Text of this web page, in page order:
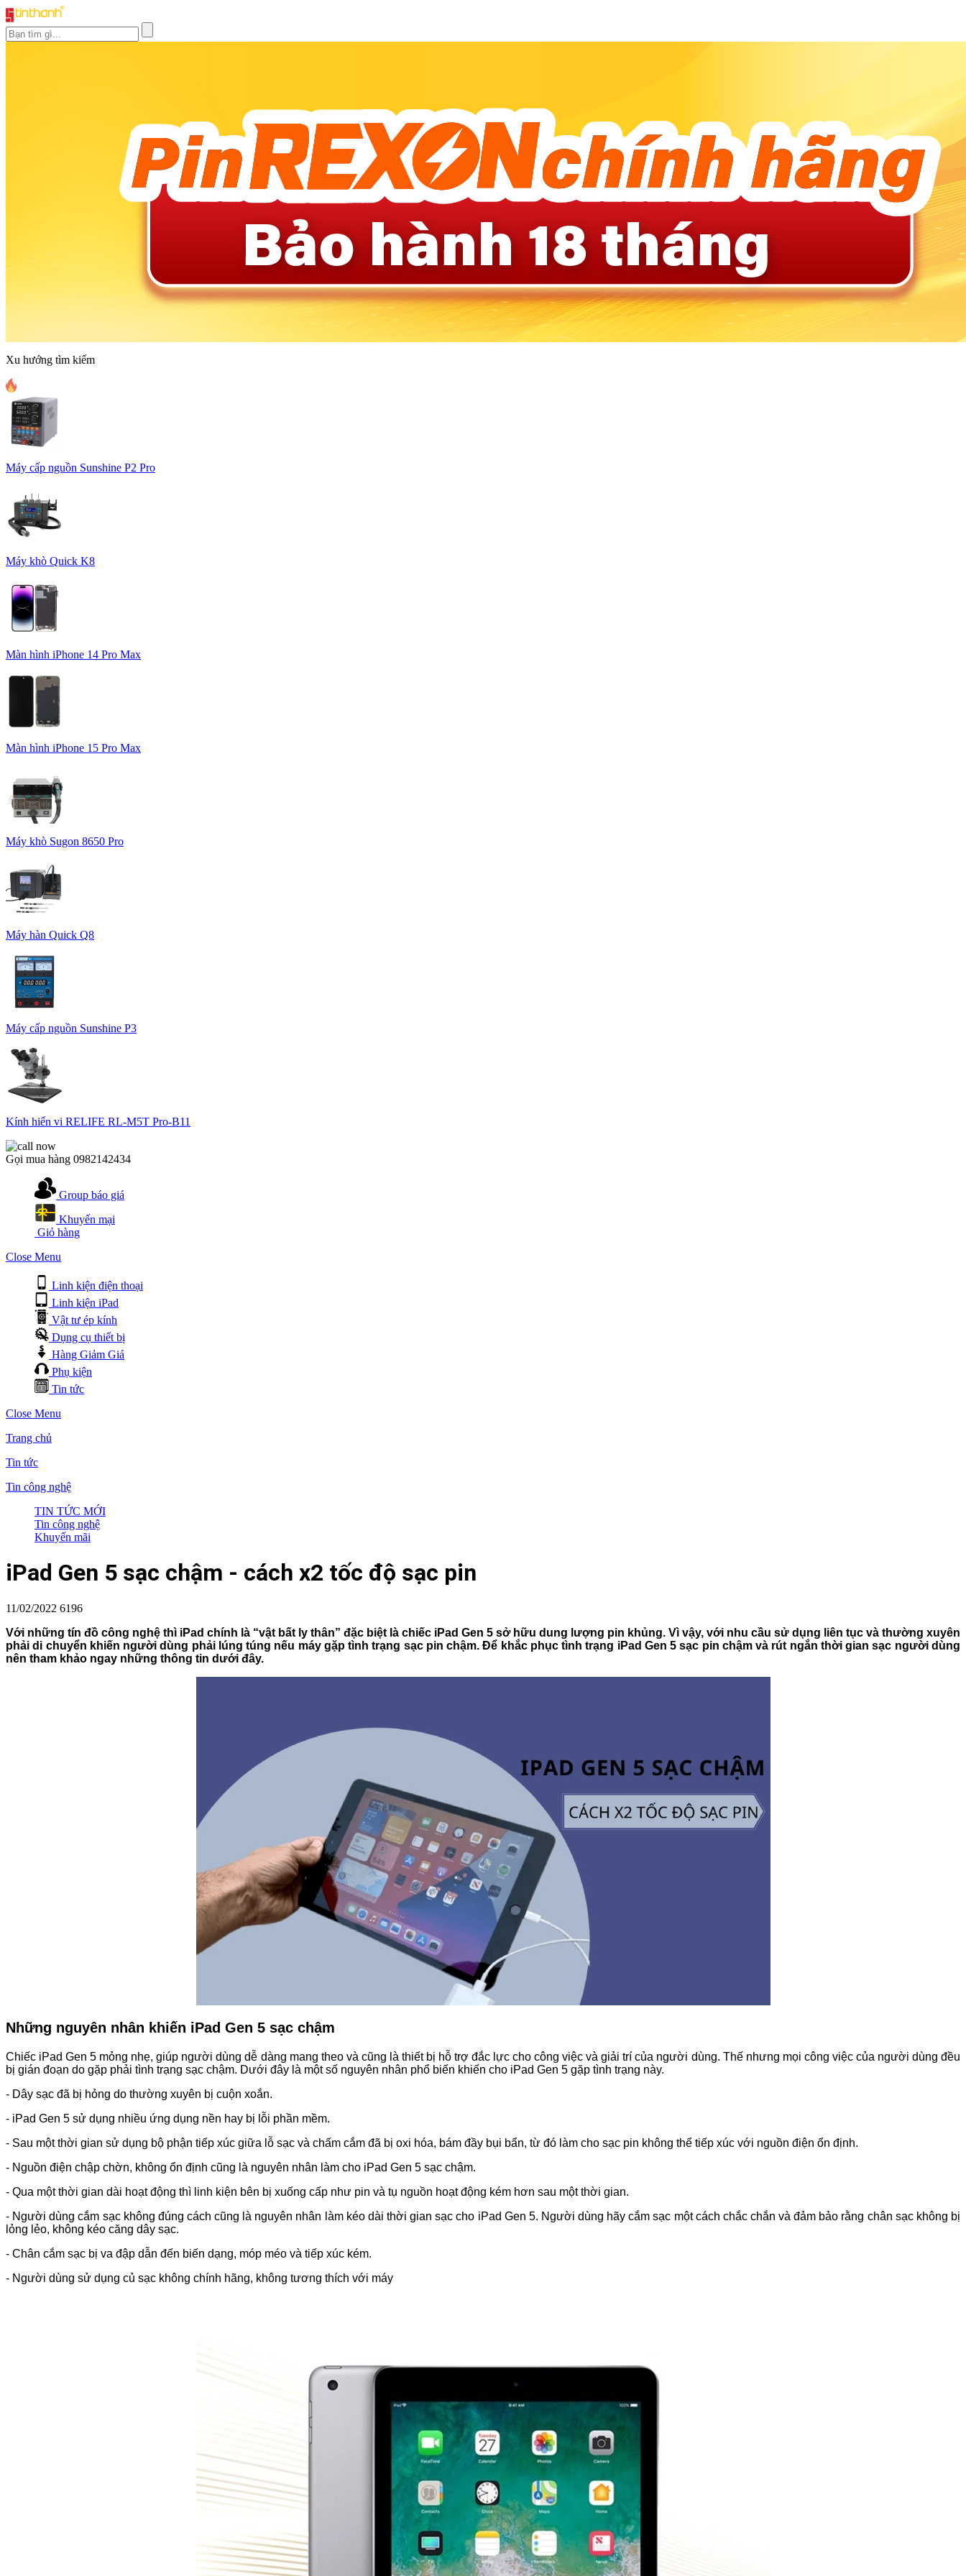
Xu hướng tìm kiếm
Máy cấp nguồn Sunshine P2 Pro
Máy khò Quick K8
Màn hình iPhone 14 Pro Max
Màn hình iPhone 15 Pro Max
Máy khò Sugon 8650 Pro
Máy hàn Quick Q8
Máy cấp nguồn Sunshine P3
Kính hiển vi RELIFE RL-M5T Pro-B11
Gọi mua hàng 0982142434
Group báo giá
Khuyến mại
Giỏ hàng
Close Menu
Linh kiện điện thoại
Linh kiện iPad
Vật tư ép kính
Dụng cụ thiết bị
Hàng Giảm Giá
Phụ kiện
Tin tức
Close Menu
Trang chủ
Tin tức
Tin công nghệ
TIN TỨC MỚI
Tin công nghệ
Khuyến mãi
iPad Gen 5 sạc chậm - cách x2 tốc độ sạc pin
11/02/2022 6196
Với những tín đồ công nghệ thì iPad chính là “vật bất ly thân” đặc biệt là chiếc iPad Gen 5 sở hữu dung lượng pin khủng. Vì vậy, với nhu cầu sử dụng liên tục và thường xuyên
phải di chuyển khiến người dùng phải lúng túng nếu máy gặp tình trạng sạc pin chậm. Để khắc phục tình trạng iPad Gen 5 sạc pin chậm và rút ngắn thời gian sạc người dùng
nên tham khảo ngay những thông tin dưới đây.
Những nguyên nhân khiến iPad Gen 5 sạc chậm
Chiếc iPad Gen 5 mỏng nhẹ, giúp người dùng dễ dàng mang theo và cũng là thiết bị hỗ trợ đắc lực cho công việc và giải trí của người dùng. Thế nhưng mọi công việc của người dùng đều
bị gián đoạn do gặp phải tình trạng sạc chậm. Dưới đây là một số nguyên nhân phổ biến khiến cho iPad Gen 5 gặp tình trạng này.
- Dây sạc đã bị hỏng do thường xuyên bị cuộn xoắn.
- iPad Gen 5 sử dụng nhiều ứng dụng nền hay bị lỗi phần mềm.
- Sau một thời gian sử dụng bộ phận tiếp xúc giữa lỗ sạc và chấm cắm đã bị oxi hóa, bám đầy bụi bẩn, từ đó làm cho sạc pin không thể tiếp xúc với nguồn điện ổn định.
- Nguồn điện chập chờn, không ổn định cũng là nguyên nhân làm cho iPad Gen 5 sạc chậm.
- Qua một thời gian dài hoạt động thì linh kiện bên bị xuống cấp như pin và tụ nguồn hoạt động kém hơn sau một thời gian.
- Người dùng cắm sạc không đúng cách cũng là nguyên nhân làm kéo dài thời gian sạc cho iPad Gen 5. Người dùng hãy cắm sạc một cách chắc chắn và đảm bảo rằng chân sạc không bị
lỏng lẻo, không kéo căng dây sạc.
- Chân cắm sạc bị va đập dẫn đến biến dạng, móp méo và tiếp xúc kém.
- Người dùng sử dụng củ sạc không chính hãng, không tương thích với máy